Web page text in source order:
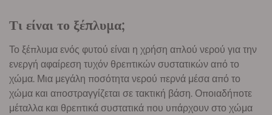
Τι είναι το ξέπλυμα;
Το ξέπλυμα ενός φυτού είναι η χρήση απλού νερού για την
ενεργή αφαίρεση τυχόν θρεπτικών συστατικών από το
χώμα. Μια μεγάλη ποσότητα νερού περνά μέσα από το
χώμα και αποστραγγίζεται σε τακτική βάση. Οποιαδήποτε
μέταλλα και θρεπτικά συστατικά που υπάρχουν στο χώμα